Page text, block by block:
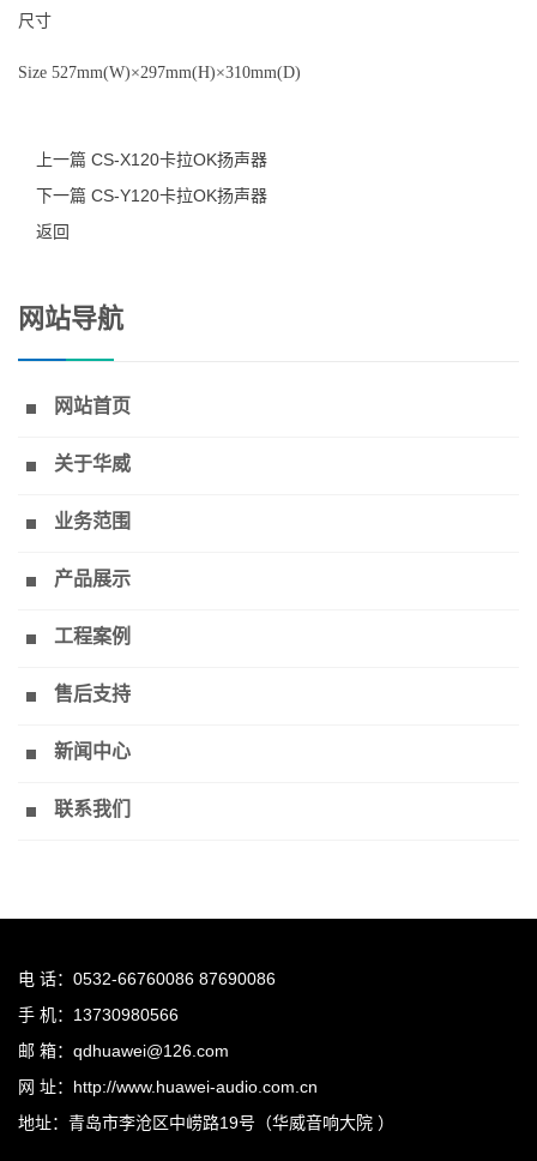
尺寸
Size 527mm(W)×297mm(H)×310mm(D)
上一篇 CS-X120卡拉OK扬声器
下一篇 CS-Y120卡拉OK扬声器
返回
网站导航
网站首页
关于华威
业务范围
产品展示
工程案例
售后支持
新闻中心
联系我们
电 话：0532-66760086 87690086
手 机：13730980566
邮 箱：qdhuawei@126.com
网 址：http://www.huawei-audio.com.cn
地址：青岛市李沧区中崂路19号（华威音响大院 ）